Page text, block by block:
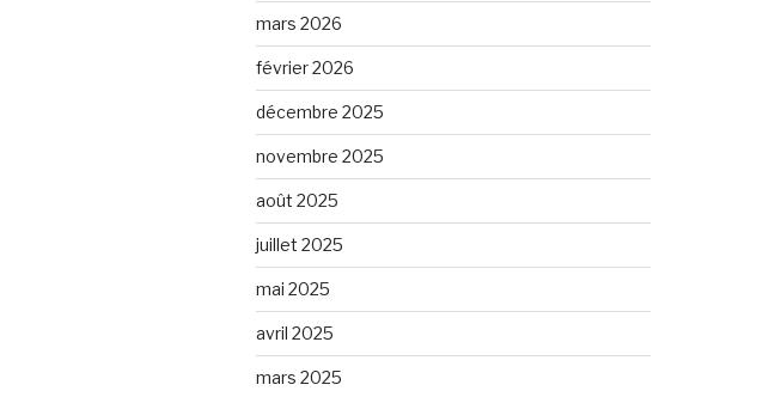
mars 2026
février 2026
décembre 2025
novembre 2025
août 2025
juillet 2025
mai 2025
avril 2025
mars 2025